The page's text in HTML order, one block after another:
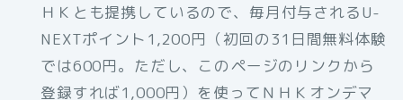
ＨＫとも提携しているので、毎月付与されるU-
NEXTポイント1,200円（初回の31日間無料体験
では600円。ただし、このページのリンクから
登録すれば1,000円）を使ってＮＨＫオンデマ